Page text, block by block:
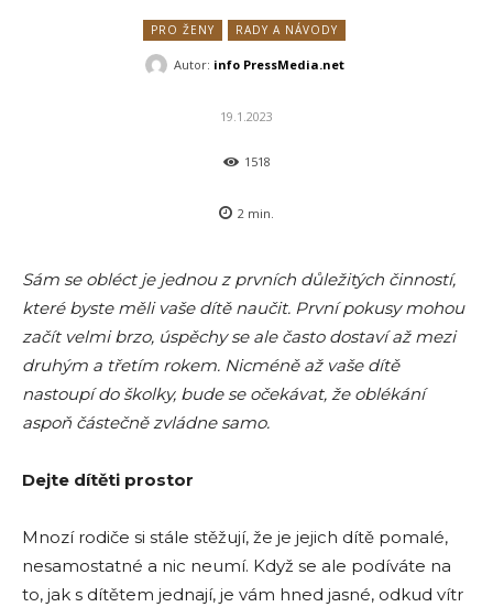
PRO ŽENY RADY A NÁVODY
Autor: info PressMedia.net
19.1.2023
1518
2 min.
Sám se obléct je jednou z prvních důležitých činností,
které byste měli vaše dítě naučit. První pokusy mohou
začít velmi brzo, úspěchy se ale často dostaví až mezi
druhým a třetím rokem. Nicméně až vaše dítě
nastoupí do školky, bude se očekávat, že oblékání
aspoň částečně zvládne samo.
Dejte dítěti prostor
Mnozí rodiče si stále stěžují, že je jejich dítě pomalé,
nesamostatné a nic neumí. Když se ale podíváte na
to, jak s dítětem jednají, je vám hned jasné, odkud vítr